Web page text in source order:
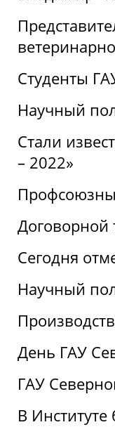
Студенты
Научный
Стали
– 2022»
Договорной
Сегодня
Научный
День ГАУ
ГАУ
В